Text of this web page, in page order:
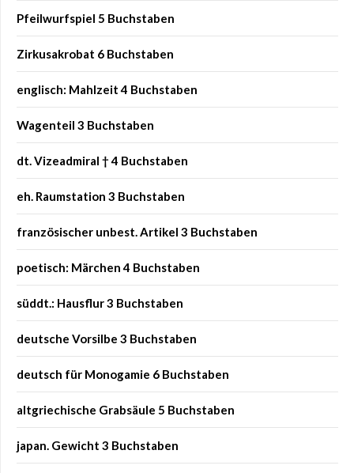
Pfeilwurfspiel 5 Buchstaben
Zirkusakrobat 6 Buchstaben
englisch: Mahlzeit 4 Buchstaben
Wagenteil 3 Buchstaben
dt. Vizeadmiral † 4 Buchstaben
eh. Raumstation 3 Buchstaben
französischer unbest. Artikel 3 Buchstaben
poetisch: Märchen 4 Buchstaben
süddt.: Hausflur 3 Buchstaben
deutsche Vorsilbe 3 Buchstaben
deutsch für Monogamie 6 Buchstaben
altgriechische Grabsäule 5 Buchstaben
japan. Gewicht 3 Buchstaben